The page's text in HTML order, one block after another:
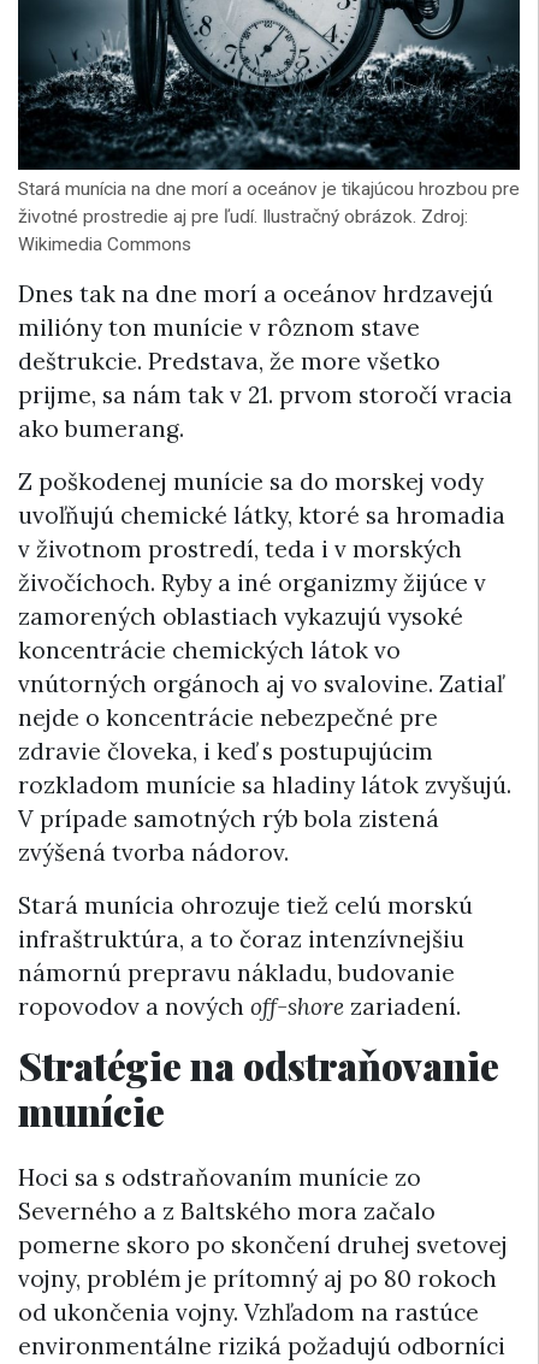
Stará munícia na dne morí a oceánov je tikajúcou hrozbou pre
životné prostredie aj pre ľudí. Ilustračný obrázok. Zdroj:
Wikimedia Commons
Dnes tak na dne morí a oceánov hrdzavejú
milióny ton munície v rôznom stave
deštrukcie. Predstava, že more všetko
prijme, sa nám tak v 21. prvom storočí vracia
ako bumerang.
Z poškodenej munície sa do morskej vody
uvoľňujú chemické látky, ktoré sa hromadia
v životnom prostredí, teda i v morských
živočíchoch. Ryby a iné organizmy žijúce v
zamorených oblastiach vykazujú vysoké
koncentrácie chemických látok vo
vnútorných orgánoch aj vo svalovine. Zatiaľ
nejde o koncentrácie nebezpečné pre
zdravie človeka, i keď s postupujúcim
rozkladom munície sa hladiny látok zvyšujú.
V prípade samotných rýb bola zistená
zvýšená tvorba nádorov.
Stará munícia ohrozuje tiež celú morskú
infraštruktúra, a to čoraz intenzívnejšiu
námornú prepravu nákladu, budovanie
ropovodov a nových off-shore zariadení.
Stratégie na odstraňovanie
munície
Hoci sa s odstraňovaním munície zo
Severného a z Baltského mora začalo
pomerne skoro po skončení druhej svetovej
vojny, problém je prítomný aj po 80 rokoch
od ukončenia vojny. Vzhľadom na rastúce
environmentálne riziká požadujú odborníci